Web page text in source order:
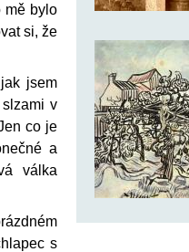
mě bylo
si, že
jsem
v
co je
a
válka
s